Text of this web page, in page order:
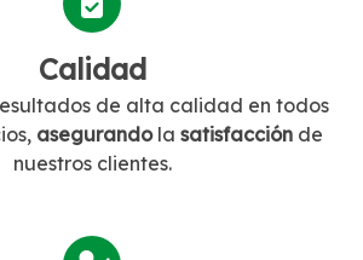
Calidad
de alta calidad en todos
asegurando la satisfacción de
nuestros clientes.